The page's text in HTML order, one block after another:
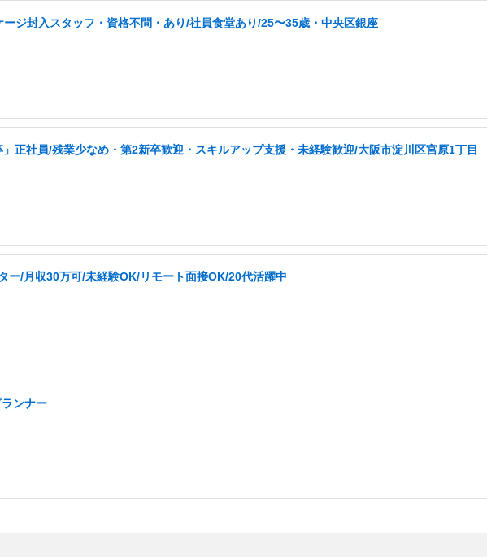
ジ封入スタッフ・資格不問・あり/社員食堂あり/25〜35歳・中央区銀座
正社員/残業少なめ・第2新卒歓迎・スキルアップ支援・未経験歓迎/大阪市淀川区宮原1丁目
ー/月収30万可/未経験OK/リモート面接OK/20代活躍中
ンナー